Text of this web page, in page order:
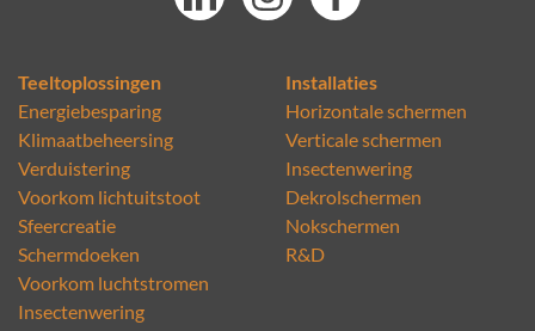
Teeltoplossingen
Energiebesparing
Klimaatbeheersing
Verduistering
Voorkom lichtuitstoot
Sfeercreatie
Schermdoeken
Voorkom luchtstromen
Insectenwering
Installaties
Horizontale schermen
Verticale schermen
Insectenwering
Dekrolschermen
Nokschermen
R&D